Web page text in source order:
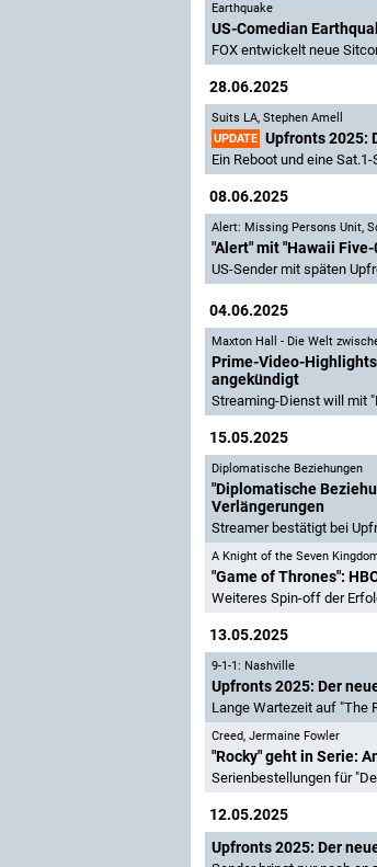
Earthquake
US-Comedian
FOX entwickelt neue
28.06.2025
Suits LA, Stephen Amell
UPDATE Upfronts 2025:
Ein Reboot und eine
08.06.2025
Alert: Missing Persons Unit,
"Alert" mit "Hawaii
US-Sender mit späten
04.06.2025
Maxton Hall - Die Welt
Prime-Video-
angekündigt
Streaming-Dienst will mit
15.05.2025
Diplomatische Beziehungen
"Diplomatische
Verlängerungen
Streamer bestätigt bei
A Knight of the Seven
"Game of Thrones":
Weiteres Spin-off der
13.05.2025
9-1-1: Nashville
Upfronts 2025: Der
Lange Wartezeit auf "The
Creed, Jermaine Fowler
"Rocky" geht in Serie:
Serienbestellungen für
12.05.2025
Upfronts 2025: Der